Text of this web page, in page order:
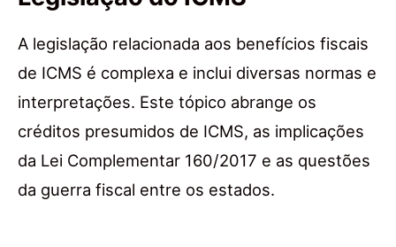
A legislação relacionada aos benefícios fiscais
de ICMS é complexa e inclui diversas normas e
interpretações. Este tópico abrange os
créditos presumidos de ICMS, as implicações
da Lei Complementar 160/2017 e as questões
da guerra fiscal entre os estados.